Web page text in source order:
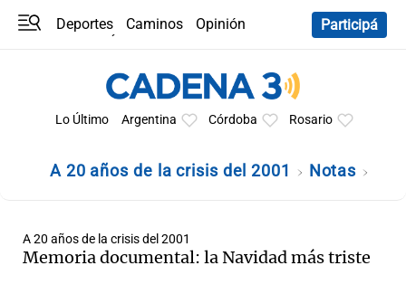
Deportes Caminos
Opinión
Participá
Lo Último Argentina Córdoba Rosario
A 20 años de la crisis del 2001 Notas
A 20 años de la crisis del 2001
Memoria documental: la Navidad más triste